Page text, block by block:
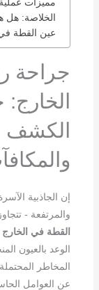
الخلاصة: هل
عين القطة
جراحة
الخارج:
الكشف
إن الجاذبية
والمرتفعة -
القطة في الخارج
الوعد بالعيون
المخاطر
عن العوامل